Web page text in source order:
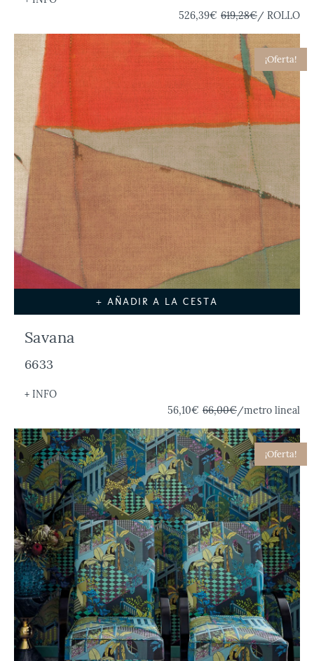
526,39€ 619,28€/ ROLLO
¡Oferta!
+ AÑADIR A LA CESTA
Savana
6633
+ INFO
56,10€ 66,00€/metro lineal
¡Oferta!